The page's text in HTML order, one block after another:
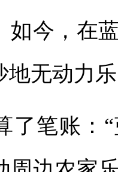
如今，在
地无动力
笔账：“